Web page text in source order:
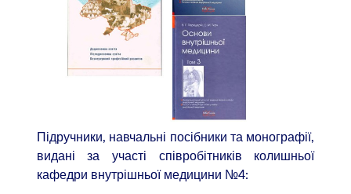
Підручники, навчальні посібники та монографії,
видані за участі співробітників колишньої
кафедри внутрішньої медицини №4: